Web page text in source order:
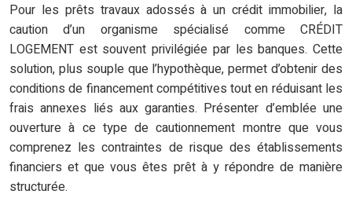
Pour les prêts travaux adossés à un crédit immobilier, la
caution d’un organisme spécialisé comme CRÉDIT
LOGEMENT est souvent privilégiée par les banques. Cette
solution, plus souple que l’hypothèque, permet d’obtenir des
conditions de financement compétitives tout en réduisant les
frais annexes liés aux garanties. Présenter d’emblée une
ouverture à ce type de cautionnement montre que vous
comprenez les contraintes de risque des établissements
financiers et que vous êtes prêt à y répondre de manière
structurée.